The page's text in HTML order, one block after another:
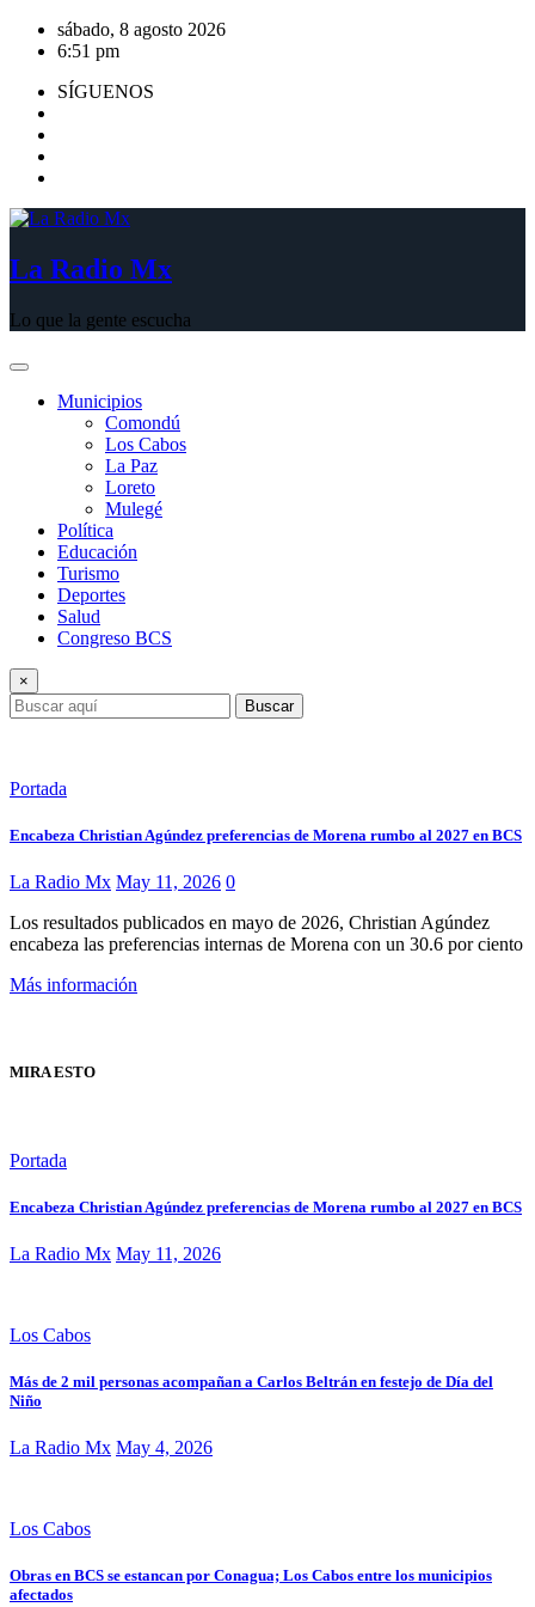
Saltar
sábado, 8 agosto 2026
6:51 pm
SÍGUENOS
La Radio Mx
Lo que la gente escucha
Municipios
Comondú
Los Cabos
La Paz
Loreto
Mulegé
Política
Educación
Turismo
Deportes
Salud
Congreso BCS
×
Buscar
Portada
Encabeza Christian Agúndez preferencias de Morena rumbo al 2027 en BCS
La Radio Mx May 11, 2026 0
Los resultados publicados en mayo de 2026, Christian Agúndez
encabeza las preferencias internas de Morena con un 30.6 por ciento
Más información
MIRA ESTO
Portada
Encabeza Christian Agúndez preferencias de Morena rumbo al 2027 en BCS
La Radio Mx May 11, 2026
Los Cabos
Más de 2 mil personas acompañan a Carlos Beltrán en festejo de Día del
Niño
La Radio Mx May 4, 2026
Los Cabos
Obras en BCS se estancan por Conagua; Los Cabos entre los municipios
afectados